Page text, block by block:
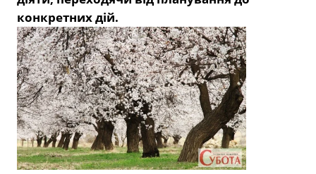
конкретних дій.